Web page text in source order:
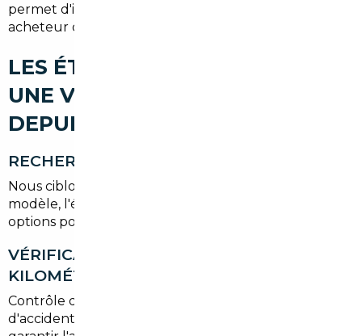
permet d'identifier la meilleure affaire pour un
acheteur d'Île-de-France.
LES ÉTAPES POUR IMPORTER
UNE VOITURE D'OCCASION
DEPUIS MORSANG-SUR-ORGE
RECHERCHE DU VÉHICULE
Nous ciblons les annonces fiables, contrôlons le
modèle, l'équipement et comparons plusieurs
options pour définir le rapport qualité/prix optimal.
VÉRIFICATION HISTORIQUE ET
KILOMÉTRAGE
Contrôle des carnets d'entretien, des rapports
d'accidents et de la cohérence du kilométrage pour